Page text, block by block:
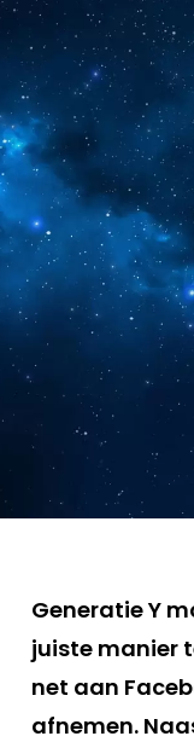
Generatie Y
juiste manier
net aan
afnemen.